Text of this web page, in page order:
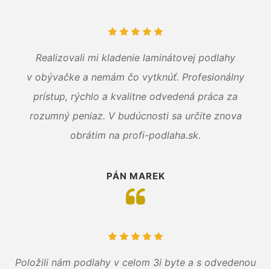
Realizovali mi kladenie laminátovej podlahy
v obývačke a nemám čo vytknúť. Profesionálny
prístup, rýchlo a kvalitne odvedená práca za
rozumný peniaz. V budúcnosti sa určite znova
obrátim na profi-podlaha.sk.
PÁN MAREK
Položili nám podlahy v celom 3i byte a s odvedenou